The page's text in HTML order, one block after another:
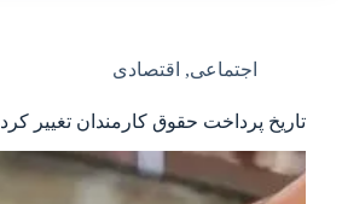
اجتماعی, اقتصادی
تاریخ پرداخت حقوق کارمندان تغییر کرد